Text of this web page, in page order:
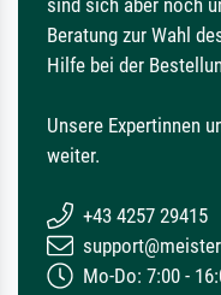
Beratung zur Wahl
Hilfe bei der
Unsere Expertinnen
weiter.
+43 4257 29415
Mo-Do: 7:00 -